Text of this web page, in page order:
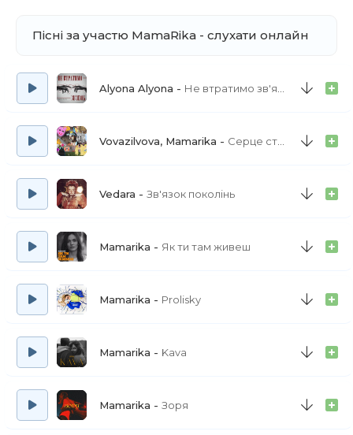
Пісні за участю MamaRika - слухати онлайн
Alyona Alyona Не втратимо зв'язок
Vovazilvova, Mamarika Серце стукає стукає стукає
Vedara Зв'язок поколінь
Mamarika Як ти там живеш
Mamarika Prolisky
Mamarika Kava
Mamarika Зоря